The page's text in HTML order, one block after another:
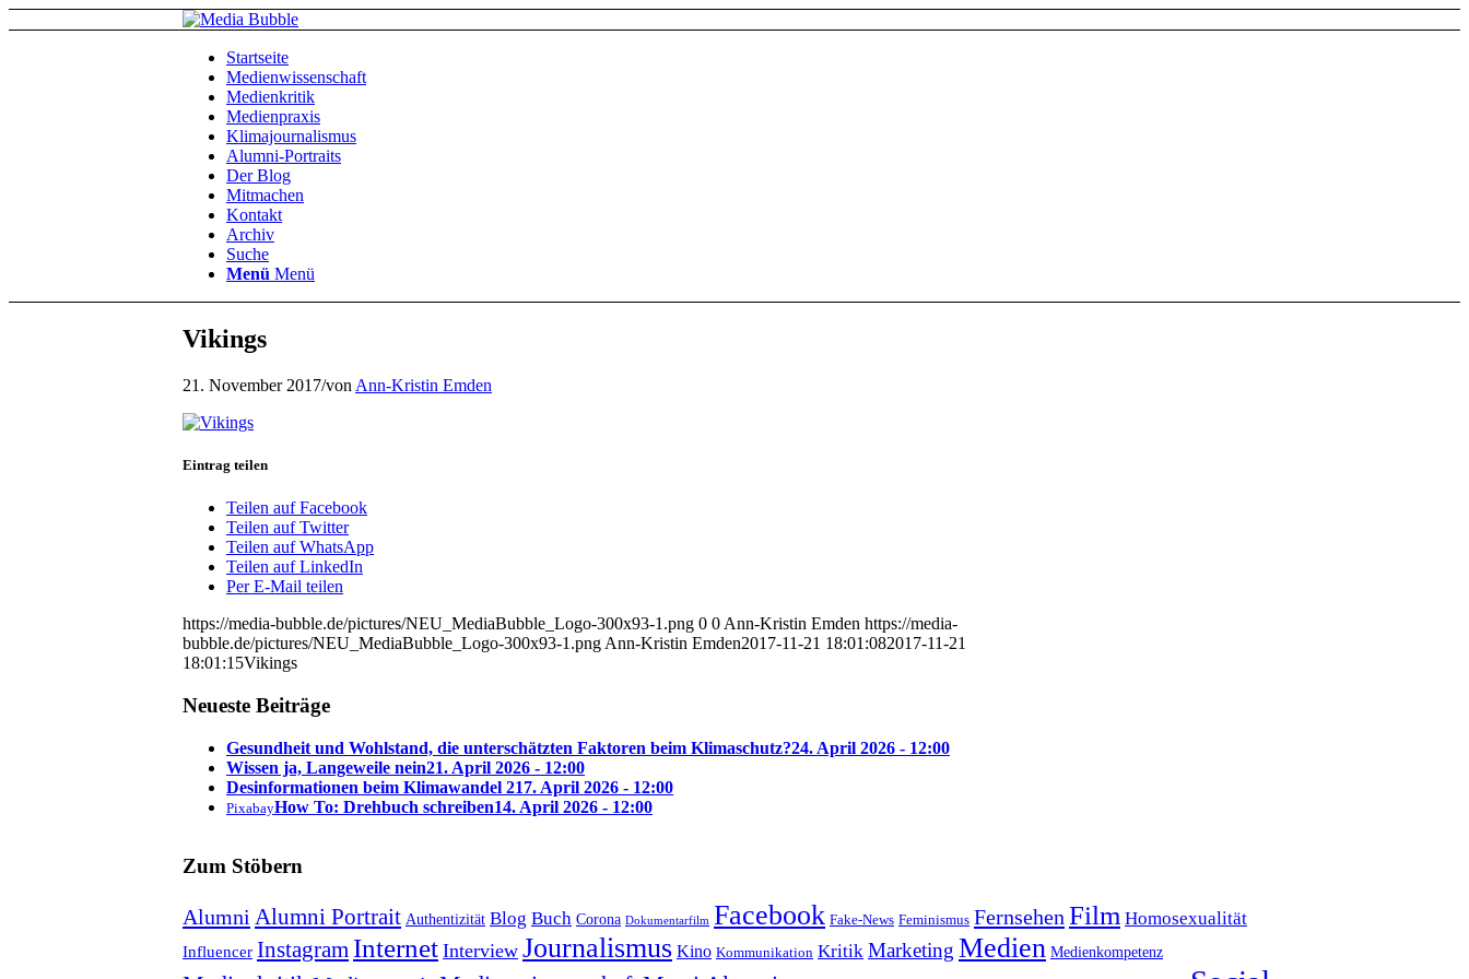
Startseite
Medienwissenschaft
Medienkritik
Medienpraxis
Klimajournalismus
Alumni-Portraits
Der Blog
Mitmachen
Kontakt
Archiv
Suche
Menü Menü
Vikings
21. November 2017/von Ann-Kristin Emden
Eintrag teilen
Teilen auf Facebook
Teilen auf Twitter
Teilen auf WhatsApp
Teilen auf LinkedIn
Per E-Mail teilen
https://media-bubble.de/pictures/NEU_MediaBubble_Logo-300x93-1.png 0 0 Ann-Kristin Emden https://media-
bubble.de/pictures/NEU_MediaBubble_Logo-300x93-1.png Ann-Kristin Emden2017-11-21 18:01:082017-11-21
18:01:15Vikings
Neueste Beiträge
Gesundheit und Wohlstand, die unterschätzten Faktoren beim Klimaschutz?24. April 2026 - 12:00
Wissen ja, Langeweile nein21. April 2026 - 12:00
Desinformationen beim Klimawandel 217. April 2026 - 12:00
PixabayHow To: Drehbuch schreiben14. April 2026 - 12:00
Zum Stöbern
Alumni Alumni Portrait Authentizität Blog Buch Corona Dokumentarfilm Facebook Fake-News Feminismus Fernsehen Film Homosexualität
Influencer Instagram Internet Interview Journalismus Kino Kommunikation Kritik Marketing Medien Medienkompetenz